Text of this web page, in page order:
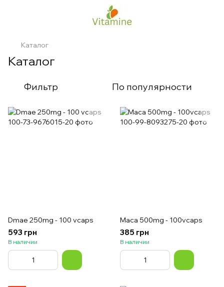
Каталог
Каталог
Фильтр По популярности
Dmae 250mg - 100 vcaps
593 грн
В наличии
Maca 500mg - 100vcaps
385 грн
В наличии